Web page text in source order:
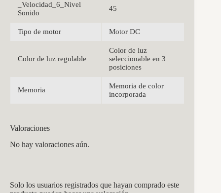
_Velocidad_6_Nivel
Sonido
45
Tipo de motor Motor DC
Color de luz regulable
Color de luz
seleccionable en 3
posiciones
Memoria
Memoria de color
incorporada
Valoraciones
No hay valoraciones aún.
Solo los usuarios registrados que hayan comprado este